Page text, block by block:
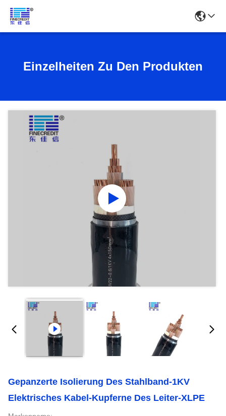
Einzelheiten Zu Den Produkten
Gepanzerte Isolierung Des Stahlband-1KV
Elektrisches Kabel-Kupferne Des Leiter-XLPE